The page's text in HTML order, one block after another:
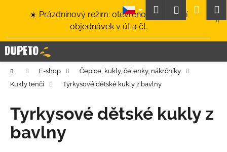
☀️ Prázdninový režim: otevřeno a odesílání
objednávek v út a čt.
HledatPřihlášení
Domů E-shop
Čepice, kukly, čelenky, nákrčníky
Kukly tenčí
Tyrkysové dětské kukly z bavlny
Tyrkysové dětské kukly z
bavlny
í
k C
o
p
t
ř
e